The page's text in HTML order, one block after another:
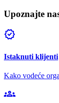
Upoznajte
verified
Istaknuti klijenti
Kako vodeće
groups